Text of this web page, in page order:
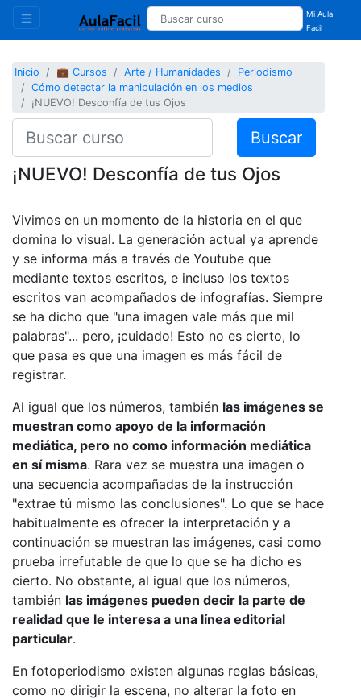
Mi Aula
Facil
Inicio 💼 Cursos Arte / Humanidades
Periodismo
Cómo detectar la manipulación en los medios
¡NUEVO! Desconfía de tus Ojos
Buscar
¡NUEVO! Desconfía de tus Ojos
Vivimos en un momento de la historia en el que
domina lo visual. La generación actual ya aprende
y se informa más a través de Youtube que
mediante textos escritos, e incluso los textos
escritos van acompañados de infografías. Siempre
se ha dicho que "una imagen vale más que mil
palabras"... pero, ¡cuidado! Esto no es cierto, lo
que pasa es que una imagen es más fácil de
registrar.
Al igual que los números, también las imágenes se
muestran como apoyo de la información
mediática, pero no como información mediática
en sí misma. Rara vez se muestra una imagen o
una secuencia acompañadas de la instrucción
"extrae tú mismo las conclusiones". Lo que se hace
habitualmente es ofrecer la interpretación y a
continuación se muestran las imágenes, casi como
prueba irrefutable de que lo que se ha dicho es
cierto. No obstante, al igual que los números,
también las imágenes pueden decir la parte de
realidad que le interesa a una línea editorial
particular.
En fotoperiodismo existen algunas reglas básicas,
como no dirigir la escena, no alterar la foto en